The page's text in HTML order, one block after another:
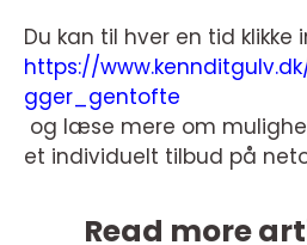
Du kan til hver en tid klikke
https://
gger_gentofte
og læse mere om
et individuelt tilbud på
Read more